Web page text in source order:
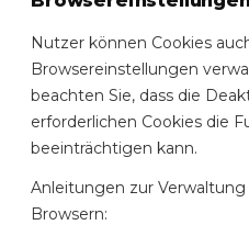
Nutzer können Cookies
Browsereinstellungen
beachten Sie, dass die
erforderlichen Cookies die
beeinträchtigen kann.
Anleitungen zur
Browsern: